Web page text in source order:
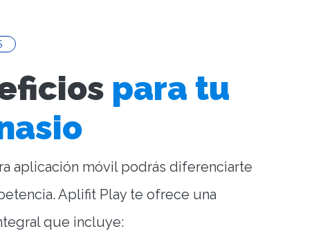
para tu
aplicación móvil podrás diferenciarte
Aplifit Play te ofrece una
que incluye: